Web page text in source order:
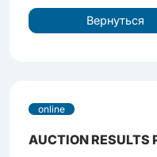
Вернуться
online
AUCTION RESULTS